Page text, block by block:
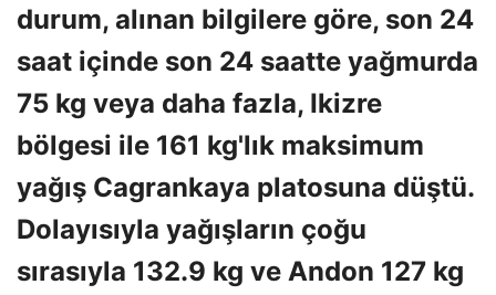
durum, alınan bilgilere göre, son 24
saat içinde son 24 saatte yağmurda
75 kg veya daha fazla, Ikizre
bölgesi ile 161 kg'lık maksimum
yağış Cagrankaya platosuna düştü.
Dolayısıyla yağışların çoğu
sırasıyla 132.9 kg ve Andon 127 kg